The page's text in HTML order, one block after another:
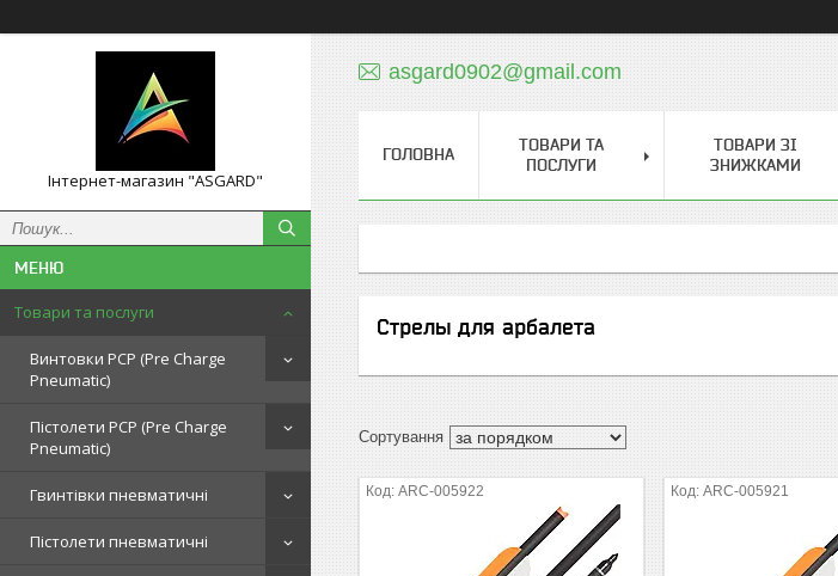
Інтернет-магазин "ASGARD"
Товари та послуги
Винтовки PCP (Pre Charge
Pneumatic)
Пістолети PCP (Pre Charge
Pneumatic)
Гвинтівки пневматичні
Пістолети пневматичні
asgard0902@gmail.com
ГОЛОВНА
ТОВАРИ ТА
ПОСЛУГИ
ТОВАРИ ЗІ
ЗНИЖКАМИ
Стрелы для арбалета
ARC-005922 ARC-005921